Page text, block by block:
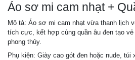
Áo sơ mi cam nhạt +
Mô tả: Áo sơ mi cam nhạt vừa thanh lịch
tích cực, kết hợp cùng quần âu đen tạo
phong thủy.
Phụ kiện: Giày cao gót đen hoặc nude, túi